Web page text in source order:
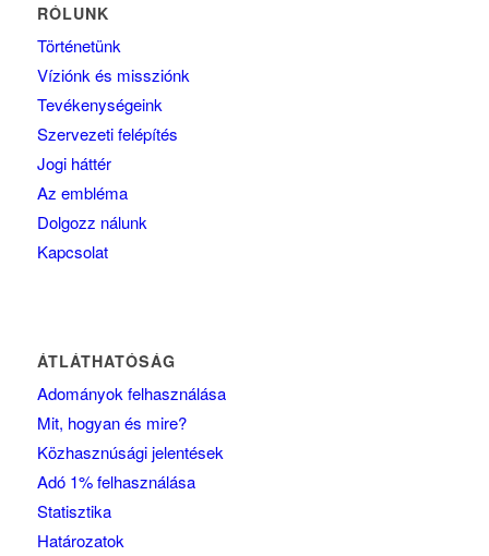
RÓLUNK
Történetünk
Víziónk és missziónk
Tevékenységeink
Szervezeti felépítés
Jogi háttér
Az embléma
Dolgozz nálunk
Kapcsolat
ÁTLÁTHATÓSÁG
Adományok felhasználása
Mit, hogyan és mire?
Közhasznúsági jelentések
Adó 1% felhasználása
Statisztika
Határozatok